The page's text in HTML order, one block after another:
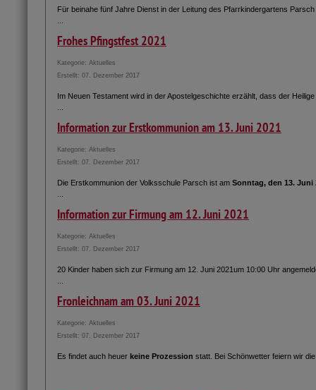
Für beinahe fünf Jahre Dienst in der Leitung des Pfarrkindergartens
Frohes Pfingstfest 2021
Kategorie: Aktuelles
Erstellt: 07. Dezember 2017
Im Neuen Testament wird in der Apostelgeschichte erzählt, dass der
Information zur Erstkommunion am 13. Juni 2021
Kategorie: Aktuelles
Erstellt: 07. Dezember 2017
Die Erstkommunion der Volksschule Parsch ist am Sonntag, den 13. Juni
Information zur Firmung am 12. Juni 2021
Kategorie: Aktuelles
Erstellt: 07. Dezember 2017
20 Kinder haben sich zur Firmung am 12. Juni 2021um 10:00 Uhr
Fronleichnam am 03. Juni 2021
Kategorie: Aktuelles
Erstellt: 07. Dezember 2017
Es findet auch heuer keine Prozession statt. Bei Schönwetter feiern wir